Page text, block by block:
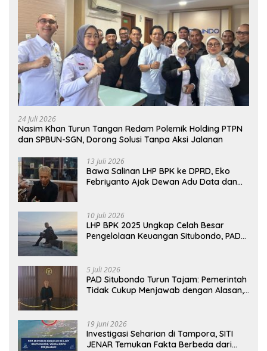
24 Juli 2026
Nasim Khan Turun Tangan Redam Polemik Holding PTPN
dan SPBUN-SGN, Dorong Solusi Tanpa Aksi Jalanan
13 Juli 2026
Bawa Salinan LHP BPK ke DPRD, Eko
Febriyanto Ajak Dewan Adu Data dan
10 Juli 2026
LHP BPK 2025 Ungkap Celah Besar
Pengelolaan Keuangan Situbondo, PAD
5 Juli 2026
PAD Situbondo Turun Tajam: Pemerintah
Tidak Cukup Menjawab dengan Alasan,
19 Juni 2026
Investigasi Seharian di Tampora, SITI
JENAR Temukan Fakta Berbeda dari